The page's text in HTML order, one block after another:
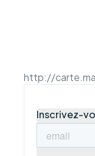
http://